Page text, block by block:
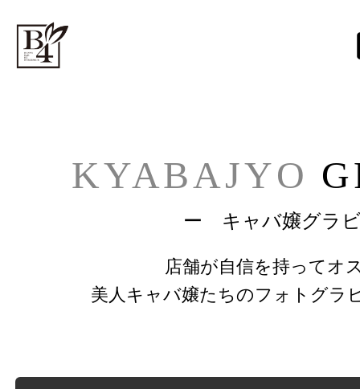
KYABAJYO
ー キャバ嬢グラ
店舗が自信を持ってオ
美人キャバ嬢たちのフォトグラ